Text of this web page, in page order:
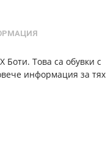
Това са обувки с
информация за тях